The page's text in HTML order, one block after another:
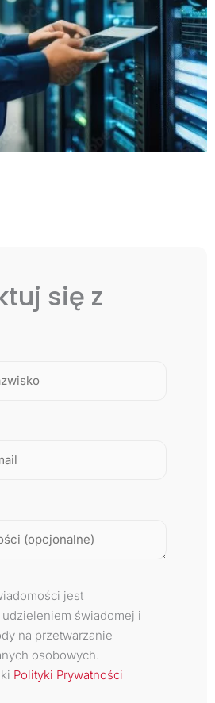
się z
jest
świadomej i
na przetwarzanie
osobowych.
Polityki Prywatności